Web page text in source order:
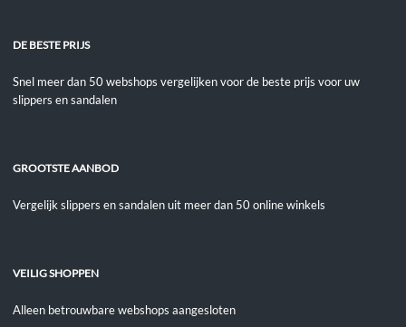
DE BESTE PRIJS
Snel meer dan 50 webshops vergelijken voor de beste prijs voor uw
slippers en sandalen
GROOTSTE AANBOD
Vergelijk slippers en sandalen uit meer dan 50 online winkels
VEILIG SHOPPEN
Alleen betrouwbare webshops aangesloten